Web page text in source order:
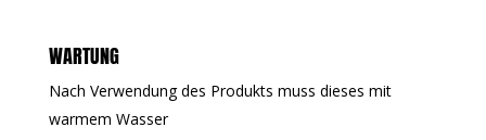
WARTUNG
Nach Verwendung des Produkts muss dieses mit
warmem Wasser